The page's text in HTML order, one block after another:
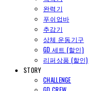
완력기
푸쉬업바
추감기
상체 운동기구
GD 세트 (할인)
리퍼상품 (할인)
STORY
CHALLENGE